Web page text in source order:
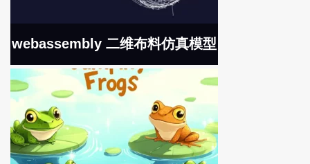
webassembly 二维布料仿真模型